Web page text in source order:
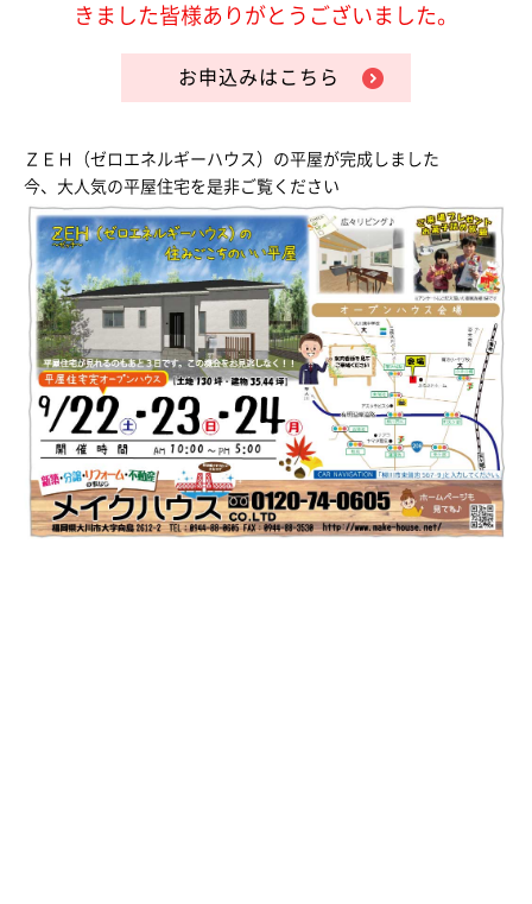
きました皆様ありがとうございました。
お申込みはこちら
ＺＥＨ（ゼロエネルギーハウス）の平屋が完成しました
今、大人気の平屋住宅を是非ご覧ください